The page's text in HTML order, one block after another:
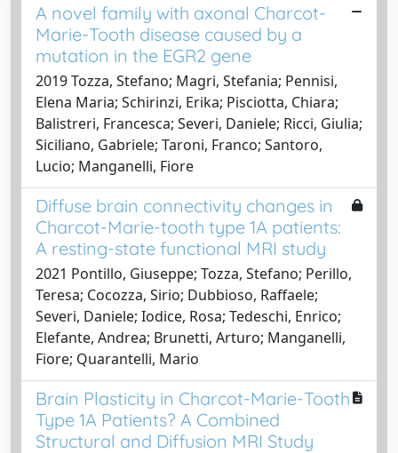
A novel family with axonal Charcot-
Marie-Tooth disease caused by a
mutation in the EGR2 gene
2019 Tozza, Stefano; Magri, Stefania; Pennisi,
Elena Maria; Schirinzi, Erika; Pisciotta, Chiara;
Balistreri, Francesca; Severi, Daniele; Ricci, Giulia;
Siciliano, Gabriele; Taroni, Franco; Santoro,
Lucio; Manganelli, Fiore
Diffuse brain connectivity changes in
Charcot-Marie-tooth type 1A patients:
A resting-state functional MRI study
2021 Pontillo, Giuseppe; Tozza, Stefano; Perillo,
Teresa; Cocozza, Sirio; Dubbioso, Raffaele;
Severi, Daniele; Iodice, Rosa; Tedeschi, Enrico;
Elefante, Andrea; Brunetti, Arturo; Manganelli,
Fiore; Quarantelli, Mario
Brain Plasticity in Charcot-Marie-Tooth
Type 1A Patients? A Combined
Structural and Diffusion MRI Study